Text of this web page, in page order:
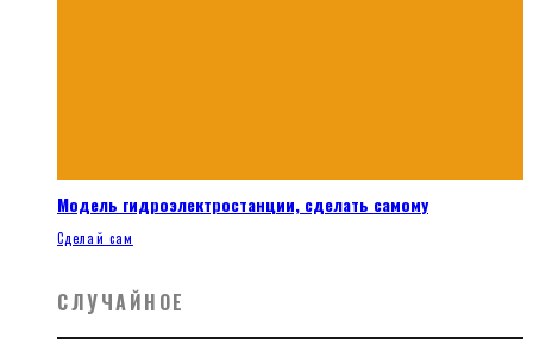
Модель гидроэлектростанции, сделать самому
Сделай сам
СЛУЧАЙНОЕ